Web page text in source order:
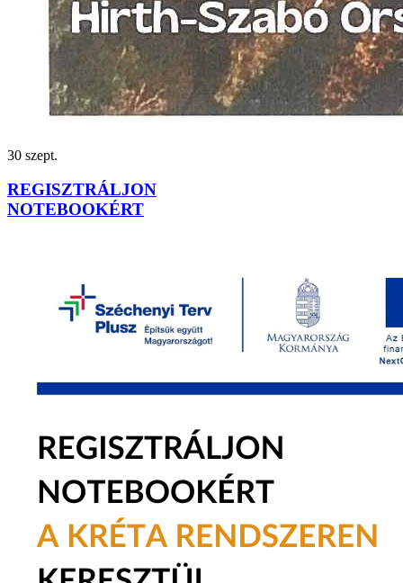
30 szept.
REGISZTRÁLJON
NOTEBOOKÉRT